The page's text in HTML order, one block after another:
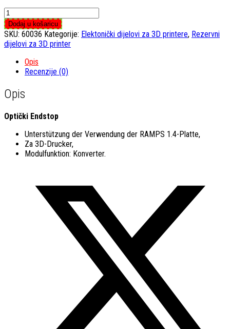
Optical
Endstop
Crvena
Boja
količina
Dodaj u košaricu
SKU: 60036 Kategorije: Elektonički dijelovi za 3D printere, Rezervni
dijelovi za 3D printer
Opis
Recenzije (0)
Opis
Optički Endstop
Unterstützung der Verwendung der RAMPS 1.4-Platte,
Za 3D-Drucker,
Modulfunktion: Konverter.